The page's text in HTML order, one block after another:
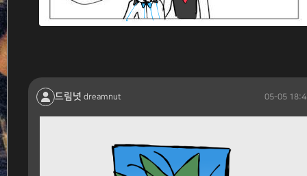
드림넛 dreamnut 05-05